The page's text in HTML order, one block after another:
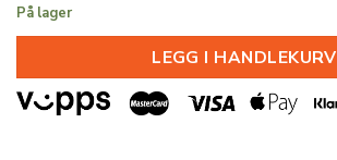
På lager
LEGG I HANDLEKURV